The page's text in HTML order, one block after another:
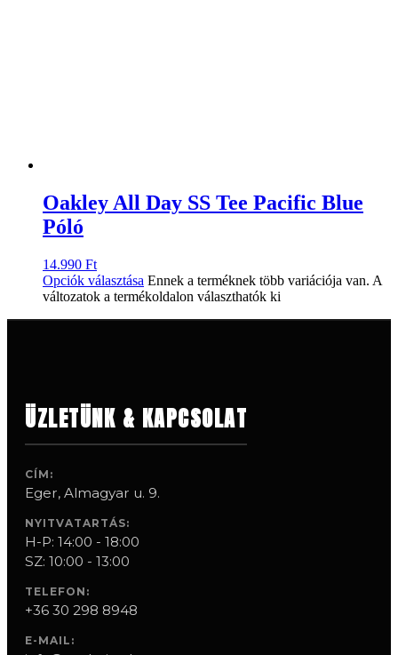
Oakley All Day SS Tee Pacific Blue
Póló
14.990 Ft
Opciók választása Ennek a terméknek több variációja van. A
változatok a termékoldalon választhatók ki
ÜZLETÜNK & KAPCSOLAT
CÍM:
Eger, Almagyar u. 9.
NYITVATARTÁS:
H-P: 14:00 - 18:00
SZ: 10:00 - 13:00
TELEFON:
+36 30 298 8948
E-MAIL: